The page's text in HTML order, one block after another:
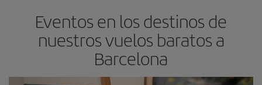
Eventos en los destinos de
nuestros vuelos baratos a
Barcelona